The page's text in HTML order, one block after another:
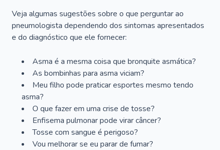
Veja algumas sugestões sobre o que perguntar ao
pneumologista dependendo dos sintomas apresentados
e do diagnóstico que ele fornecer:
Asma é a mesma coisa que bronquite asmática?
As bombinhas para asma viciam?
Meu filho pode praticar esportes mesmo tendo
asma?
O que fazer em uma crise de tosse?
Enfisema pulmonar pode virar câncer?
Tosse com sangue é perigoso?
Vou melhorar se eu parar de fumar?